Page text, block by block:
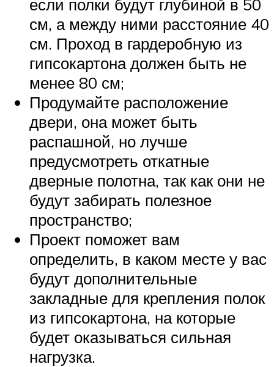
если полки будут глубиной в 50
см, а между ними расстояние 40
см. Проход в гардеробную из
гипсокартона должен быть не
менее 80 см;
Продумайте расположение
двери, она может быть
распашной, но лучше
предусмотреть откатные
дверные полотна, так как они не
будут забирать полезное
пространство;
Проект поможет вам
определить, в каком месте у вас
будут дополнительные
закладные для крепления полок
из гипсокартона, на которые
будет оказываться сильная
нагрузка.